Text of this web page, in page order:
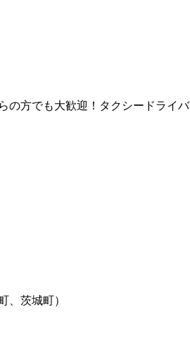
の方でも大歓迎！タクシードライバ
、茨城町）